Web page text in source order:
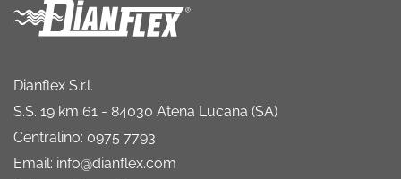
Dianflex S.r.l.
S.S. 19 km 61 - 84030 Atena Lucana (SA)
Centralino: 0975 7793
Email: info@dianflex.com